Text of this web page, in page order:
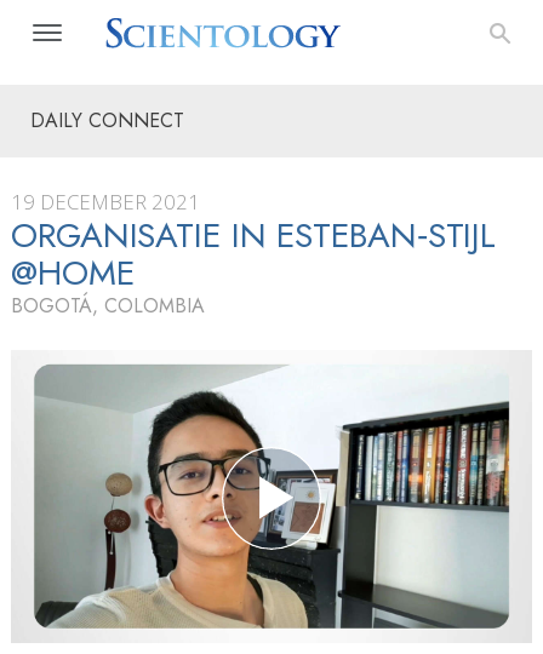
DAILY CONNECT
19 DECEMBER 2021
ORGANISATIE IN ESTEBAN‑STIJL
@HOME
BOGOTÁ, COLOMBIA